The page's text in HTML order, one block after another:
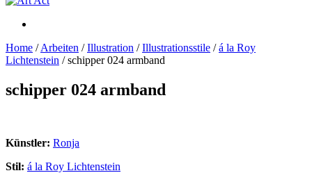
Home /Arbeiten /Illustration /Illustrationsstile /á la Roy
Lichtenstein /schipper 024 armband
schipper 024 armband
Künstler: Ronja
Stil: á la Roy Lichtenstein